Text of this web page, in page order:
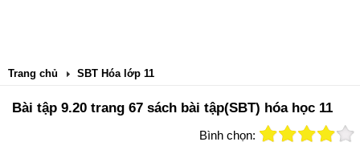
Trang chủ SBT Hóa lớp 11
Bài tập 9.20 trang 67 sách bài tập(SBT) hóa học 11
Bình chọn: